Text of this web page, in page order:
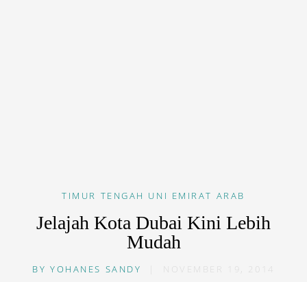
TIMUR TENGAH UNI EMIRAT ARAB
Jelajah Kota Dubai Kini Lebih
Mudah
BYYOHANES SANDY NOVEMBER 19, 2014